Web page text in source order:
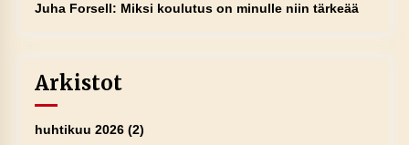
Juha Forsell: Miksi koulutus on minulle niin tärkeää
Arkistot
huhtikuu 2026(2)